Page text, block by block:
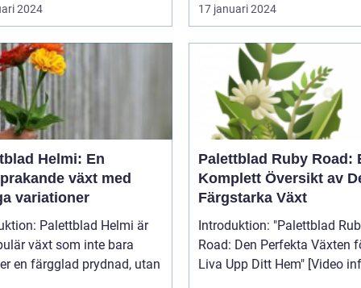
2024 17 januari 2024
Helmi: En
växt med
variationer
Palettblad Helmi är
växt som inte bara
en färgglad prydnad, utan
Palettblad Ruby Road:
Komplett Översikt av
Färgstarka Växt
Introduktion: "Palettblad Ruby
Road: Den Perfekta Växten
Liva Upp Ditt Hem"